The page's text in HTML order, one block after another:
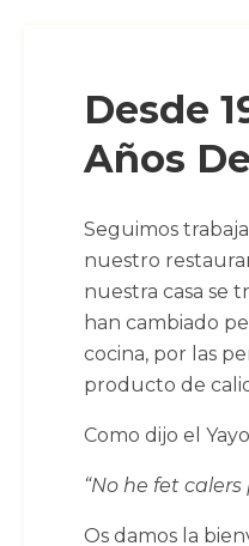
Desde
Años
Seguimos
nuestro
nuestra casa se
han cambiado
cocina, por las
producto de
Como dijo el
“No he fet calers
Os damos la